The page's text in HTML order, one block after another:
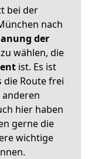
bei der
nach
der
wählen, die
ist. Es ist
die Route frei
hier haben
gerne die
wichtige